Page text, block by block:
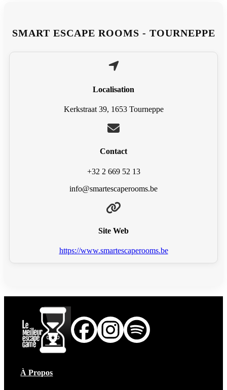
SMART ESCAPE ROOMS - TOURNEPPE
Localisation
Kerkstraat 39, 1653 Tourneppe
Contact
+32 2 669 52 13
info@smartescaperooms.be
Site Web
https://www.smartescaperooms.be
À Propos